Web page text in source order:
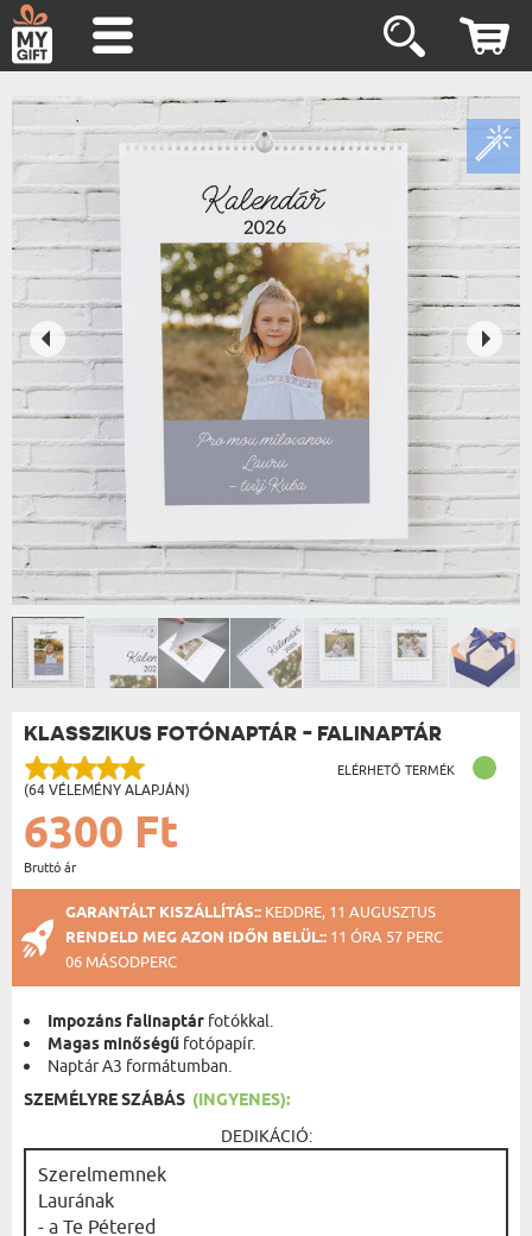
KLASSZIKUS FOTÓNAPTÁR - FALINAPTÁR
(64 VÉLEMÉNY ALAPJÁN)
ELÉRHETŐ TERMÉK
6300 Ft
Bruttó ár
GARANTÁLT KISZÁLLÍTÁS:: KEDDRE, 11 AUGUSZTUS
RENDELD MEG AZON IDŐN BELÜL:: 11 ÓRA 57 PERC
06 MÁSODPERC
Impozáns falinaptár fotókkal.
Magas minőségű fotópapír.
Naptár A3 formátumban.
SZEMÉLYRE SZÁBÁS (INGYENES):
DEDIKÁCIÓ: